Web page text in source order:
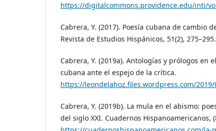
https://digitalcommons.providence.edu/inti/
Cabrera, Y. (2017). Poesía cubana de cambio
Revista de Estudios Hispánicos, 51(2), 275–295.
Cabrera, Y. (2019a). Antologías y prólogos en
cubana ante el espejo de la crítica.
https://leondelahoz.files.wordpress.com/
Cabrera, Y. (2019b). La mula en el abismo:
del siglo XXI. Cuadernos Hispanoamericanos,